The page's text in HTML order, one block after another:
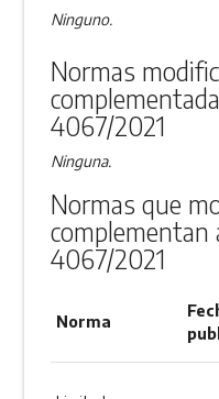
Ninguno.
Normas
4067/2021
Ninguna.
Normas que
complementan
4067/2021
Norma